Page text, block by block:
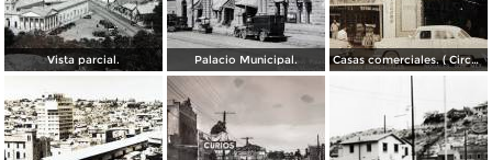
Vista parcial. Palacio Municipal. Casas comerciales. ( Circulada el 11 de Enero de 1957 ).